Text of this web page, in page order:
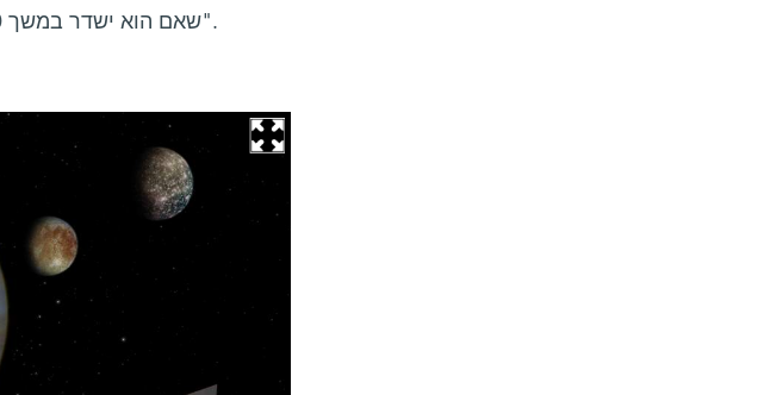
שאם הוא ישדר במשך 100,000 שנה רצוף – הוא יסטה בשנייה אחת בלבד במהלך תקופה זו".